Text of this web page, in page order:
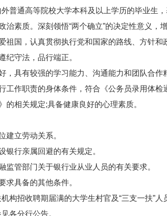
通高等院校大学本科及以上学历的毕业生，
质。深刻领悟“两个确立”的决定性意义，增
祖国，认真贯彻执行党和国家的路线、方针和
守法，品行端正。
具有较强的学习能力、沟通能力和团队合作
作职责的身体条件，符合《公务员录用体检
的相关规定;具备健康良好的心理素质。
立劳动关系。
行亲属回避的有关规定。
管部门关于银行业从业人员的有关要求。
具备的其他条件。
招收聘期届满的大学生村官及“三支一扶”人
各分行公告。